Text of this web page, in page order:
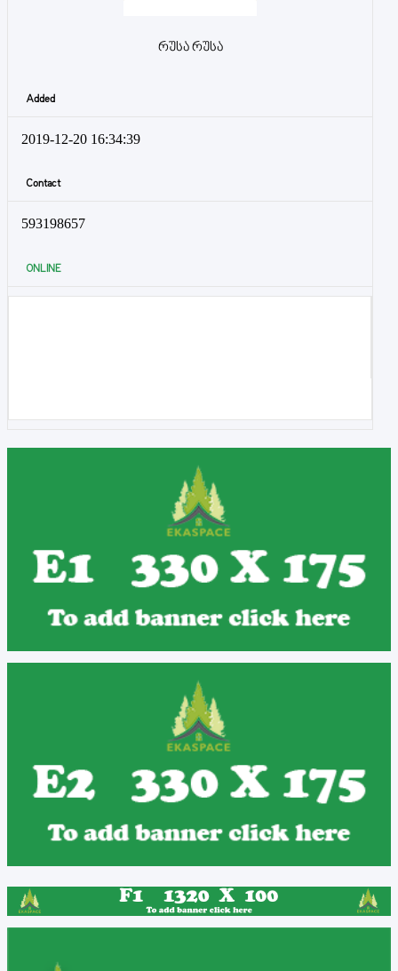
რუსა რუსა
Added
2019-12-20 16:34:39
Contact
593198657
ONLINE